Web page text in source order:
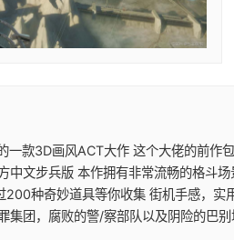
一款3D画风ACT大作 这个大佬的前作
中文步兵版 本作拥有非常流畅的格斗
200种奇妙道具等你收集 街机手感，
集团，腐败的警/察部队以及阴险的巴